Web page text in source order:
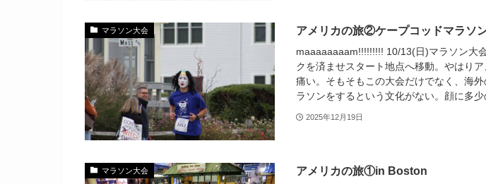
マラソン大会 アメリカの旅②ケープコッドマラソ
maaaaaaaam!!!!!!!!! 10/13(日)マラソン大
クを済ませスタート地点へ移動。やはり
痛い。そもそもこの大会だけでなく、海
ラソンをするという文化がない。顔に多
2025年12月19日
マラソン大会 アメリカの旅①in Boston